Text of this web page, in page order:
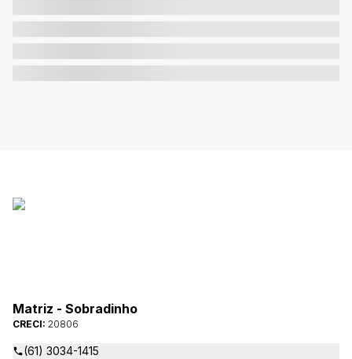
Matriz - Sobradinho
CRECI: 20806
(61) 3034-1415